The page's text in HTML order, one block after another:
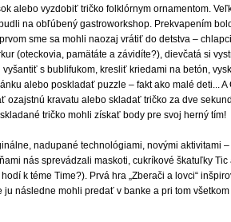
alebo vyzdobiť tričko folklórnym ornamentom.
na obľúbený gastroworkshop. Prekvapením
sme sa mohli naozaj vrátiť do detstva –
(oteckovia, pamätáte a závidíte?), dievčatá si
vyšantiť s bublifukom, kresliť kriedami na betón,
alebo poskladať puzzle – fakt ako malé deti... A
ozajstnú kravatu alebo skladať tričko za dve
tričko mohli získať body pre svoj herný tím!
nadupané technológiami, novými aktivitami
nás sprevádzali maskoti, cukríkové škatuľky
k téme Time?). Prvá hra „Zberači a lovci“
ju následne mohli predať v banke a pri tom